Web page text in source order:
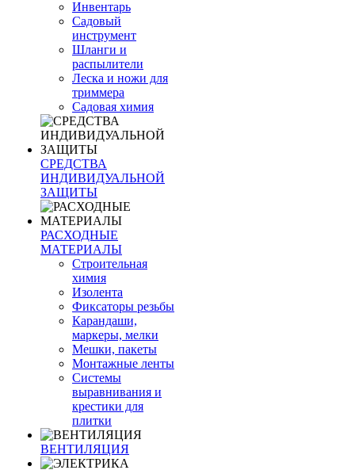
Инвентарь
Садовый
инструмент
Шланги и
распылители
Леска и ножи для
триммера
Садовая химия
СРЕДСТВА
ИНДИВИДУАЛЬНОЙ
ЗАЩИТЫ
РАСХОДНЫЕ
МАТЕРИАЛЫ
Строительная
химия
Изолента
Фиксаторы резьбы
Карандаши,
маркеры, мелки
Мешки, пакеты
Монтажные ленты
Системы
выравнивания и
крестики для
плитки
ВЕНТИЛЯЦИЯ